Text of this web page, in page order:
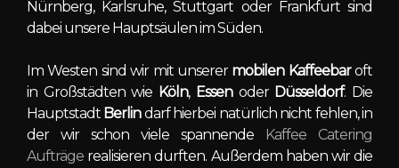
Nürnberg, Karlsruhe, Stuttgart oder Frankfurt sind
dabei unsere Hauptsäulen im Süden.
Im Westen sind wir mit unserer mobilen Kaffeebaroft
in Großstädten wie Köln, Essenoder Düsseldorf. Die
Hauptstadt Berlindarf hierbei natürlich nicht fehlen, in
der wir schon viele spannende Kaffee Catering
Aufträge realisieren durften. Außerdem haben wir die